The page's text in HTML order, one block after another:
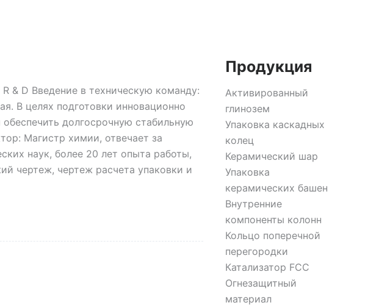
& D Введение в техническую команду:
В целях подготовки инновационно
долгосрочную стабильную
Магистр химии, отвечает за
наук, более 20 лет опыта работы,
чертеж, чертеж расчета упаковки и
Продукция
Активированный
глинозем
Упаковка каскадных
колец
Керамический шар
Упаковка
керамических башен
Внутренние
компоненты колонн
Кольцо поперечной
перегородки
Катализатор FCC
Огнезащитный
материал